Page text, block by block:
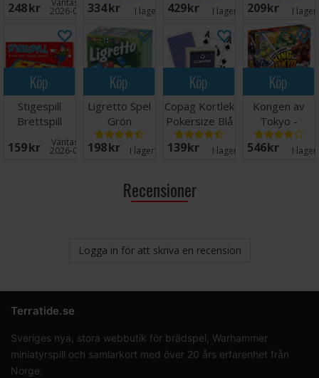
248 SEK Väntas in:
2026-08-31334 SEK I lager: 9429 SEK I lager: 16
209 SEK I
Köp
Stigespill
Brettspill
159 SEK Väntas in:
2026-08-27
Köp
Ligretto Spel
Grön
198 SEK I lager: 20+
Köp
Copag Kortlek
Pokersize Blå
100% Plast
139 SEK I lager: 11
Köp
Kongen av
Tokyo -
NORSK
546 SEK I
Recensioner
Logga in för att skriva en recension
Terratide.se
Sveriges nya, stora webbutik för brädspel, Warhammer
miniatyrspill och samlarkort med över 20 års erfarenhet från
Norge.